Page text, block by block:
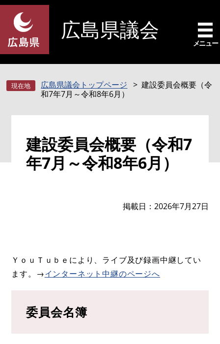
ペ
先
頭
す
メ
を
飛
し
広島県議会
メニュー
広島県議会トップページ
建設委員会概要（令
和7年7月～令和8年6月）
建設委員会概要（令和7
年7月～令和8年6月）
掲載日 2026年7月27日
ＹｏｕＴｕｂｅにより、ライブ及び録画中継してい
ます。→インターネット中継のページへ
委員会名簿